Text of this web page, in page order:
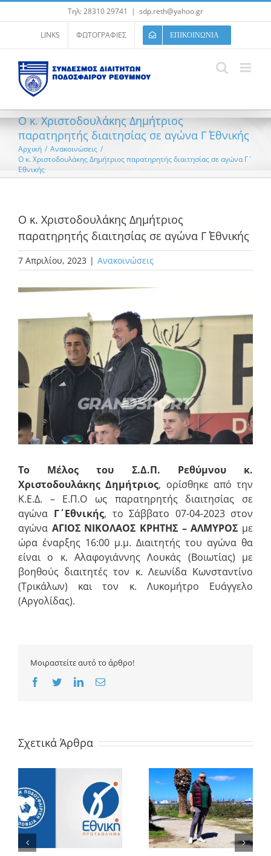
στο
περιεχόμενο
Τηλ: 28310 29741 | sdp.reth@yahoo.gr
LINKS ΦΩΤΟΓΡΑΦΙΕΣ ΕΠΙΚΟΙΝΩΝΙΑ
Ο κ. Χριστοδουλάκης Δημήτριος
παρατηρητής διαιτησίας σε αγώνα Γ΄ Εθνικής
Αρχική / Ανακοινώσεις /
Ο κ. Χριστοδουλάκης Δημήτριος παρατηρητής διαιτησίας σε αγώνα Γ΄
Εθνικής
Ο κ. Χριστοδουλάκης Δημήτριος
παρατηρητής διαιτησίας σε αγώνα Γ΄ Εθνικής
7 Απριλίου, 2023 | Ανακοινώσεις
Προβολή
εικόνας
Το Μέλος του Σ.Δ.Π. Ρεθύμνου κ.
Χριστοδουλάκης Δημήτριος, ορίσθηκε από την
Κ.Ε.Δ. – Ε.Π.Ο ως παρατηρητής διαιτησίας σε
αγώνα Γ΄ Εθνικής, το Σάββατο 07-04-2023 στον
αγώνα ΑΓΙΟΣ ΝΙΚΟΛΑΟΣ ΚΡΗΤΗΣ – ΑΛΜΥΡΟΣ με
ώρα έναρξης 16:00 μ.μ. Διαιτητής του αγώνα θα
είναι ο κ. Αλαφογιάννης Λουκάς (Βοιωτίας) με
βοηθούς διαιτητές τον κ. Λεωνίδα Κωνσταντίνο
(Τρικάλων) και τον κ. Λυκομήτρο Ευάγγελο
(Αργολίδας).
Μοιραστείτε αυτό το άρθρο!
Facebook
TwitterLinkedInEmail
Σχετικά Άρθρα